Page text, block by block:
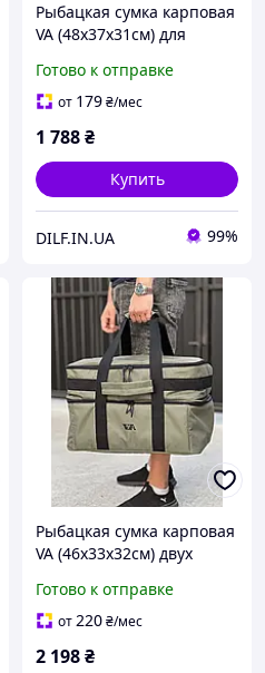
Рыбацкая сумка карповая
VA (48х37х31см) для
Готово к отправке
от 179₴/мес
1 788₴
Купить
DILF.IN.UA 99%
Рыбацкая сумка карповая
VA (46х33х32см) двух
рыболовных снастей
Готово к отправке
от220₴/мес
2 198₴